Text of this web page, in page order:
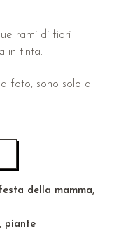
rami di fiori
in tinta.
foto, sono solo a
della mamma,
, piante